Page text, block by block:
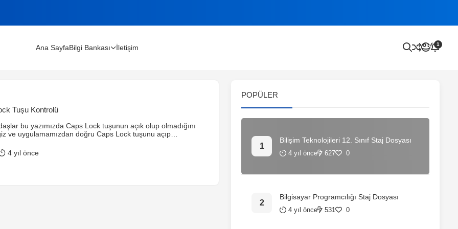
Rehberi (2026)
Ana SayfaBilgi Bankası İletişim 1
Tuşu Kontrolü
bu yazımızda Caps Lock tuşunun açık olup olmadığını
ve uygulamamızdan doğru Caps Lock tuşunu açıp
form ekranımın tasarımı aşağıda ki gibi. Formumuzun
sonra projemize 1 adet kütüphane eklememiz
4 yıl önce
POPÜLER
Bilişim Teknolojileri 12. Sınıf Staj Dosyası
4 yıl önce 627 0
Bilgisayar Programcılığı Staj Dosyası
4 yıl önce 531 0